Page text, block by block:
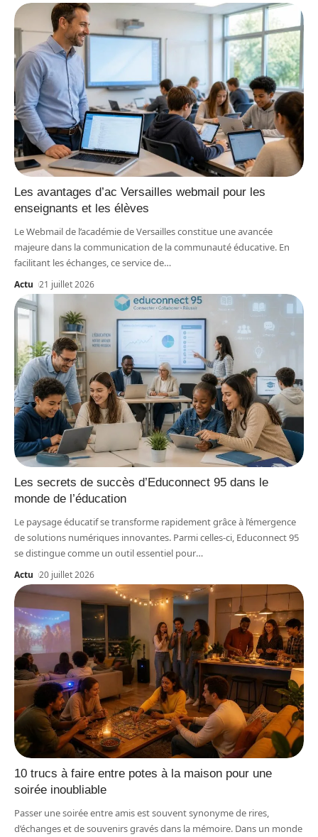
Les avantages d’ac Versailles webmail pour les
enseignants et les élèves
Le Webmail de l’académie de Versailles constitue une avancée
majeure dans la communication de la communauté éducative. En
facilitant les échanges, ce service de…
Actu 21 juillet 2026
Les secrets de succès d’Educonnect 95 dans le
monde de l’éducation
Le paysage éducatif se transforme rapidement grâce à l’émergence
de solutions numériques innovantes. Parmi celles-ci, Educonnect 95
se distingue comme un outil essentiel pour…
Actu 20 juillet 2026
10 trucs à faire entre potes à la maison pour une
soirée inoubliable
Passer une soirée entre amis est souvent synonyme de rires,
d’échanges et de souvenirs gravés dans la mémoire. Dans un monde